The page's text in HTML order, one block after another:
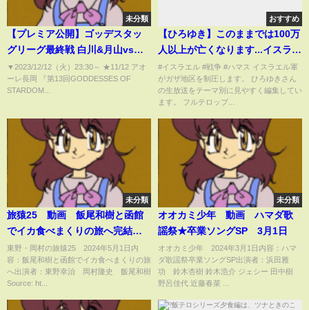
未分類
【プレミア公開】ゴッデスタッ
グリーグ最終戦 白川&月山vs刀
羅&桃/マフィアベラvsプロミネ
ンス/優勝決定戦 レッド1位vsブ
#206【STARDOM】
▼2023/12/12（火）23:30​​​​​​​​​​～ ★11/12 アオ
ーレ長岡 『第13回GODDESSES OF
STARDOM...
おすすめ
【ひろゆき】このままでは100万
人以上が亡くなります...イスラエ
ルがパレスチナ人を追い出す理
由【 切り抜き ひろゆき切り抜き
イスラエル ハマス イラン ガザ
#イスラエル #戦争 #ハマス イスラエル軍
がガザ地区を制圧します。 ひろゆきさん
の生放送をテーマ別に見やすく編集してい
ます。 フルテロップ...
未分類
旅猿25 動画 飯尾和樹と函館
でイカ食べまくりの旅へ完結
編 5月1日
東野・岡村の旅猿25 2024年5月1日内
容：飯尾和樹と函館でイカ食べまくりの旅
へ出演者：東野幸治 岡村隆史 飯尾和樹
Source: ht...
未分類
オオカミ少年 動画 ハマダ歌
謡祭★卒業ソングSP 3月1日
オオカミ少年 2024年3月1日内容：ハマ
ダ歌謡祭卒業ソングSP出演者：浜田雅
功 鈴木杏樹 鈴木浩介 ジェシー 田中樹
野呂佳代 近藤春菜 ...